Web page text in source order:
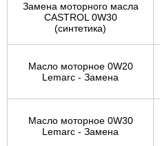
Замена моторного масла
CASTROL 0W30
(синтетика)
Масло моторное 0W20
Lemarc - Замена
Масло моторное 0W30
Lemarc - Замена